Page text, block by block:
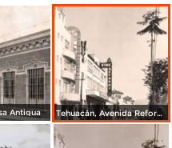
Antigua Tehuacán, Avenida Reforma